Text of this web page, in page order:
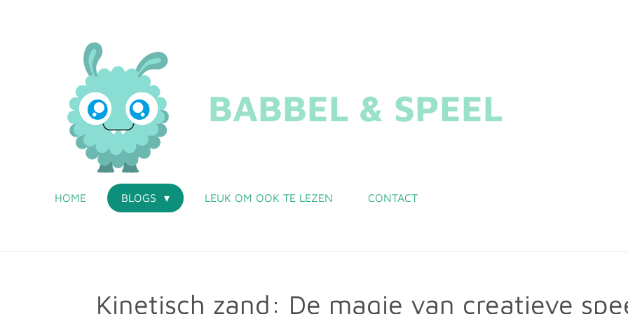
BABBEL & SPEEL
HOME BLOGS LEUK OM OOK TE LEZEN CONTACT
Kinetisch zand: De magie van creatieve